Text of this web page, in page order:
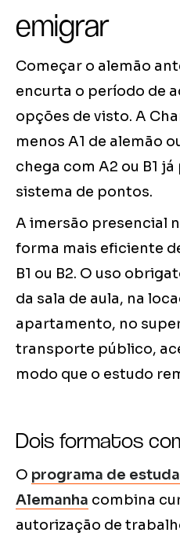
emigrar
Começar o alemão
encurta o período de
opções de visto. A
menos A1 de alemão
chega com A2 ou B1
sistema de pontos.
A imersão presencial
forma mais eficiente
B1 ou B2. O uso
da sala de aula, na
apartamento, no
transporte público,
modo que o estudo
Dois formatos
O programa de
Alemanha combina
autorização de